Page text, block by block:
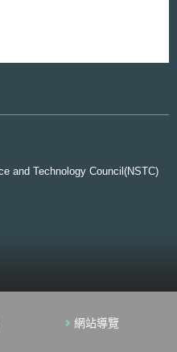
and Technology Council(NSTC)
網站導覽